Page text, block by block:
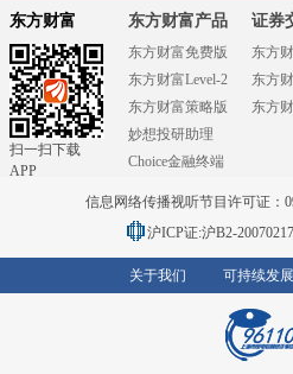
东方财富
扫一扫下载
APP
东方财富产品
东方财富免费版
东方财富Level-2
东方财富策略版
妙想投研助理
Choice金融终端
证券
东方
东方
东方
信息网络传播视听节目许可证：
沪ICP证:沪B2-20070217
关于我们 可持续发展